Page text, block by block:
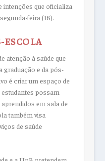
intenções que oficializa
feira (18).
ESCOLA
atenção à saúde que
graduação e da pós-
é criar um espaço de
possam
em sala de
também visa
de saúde